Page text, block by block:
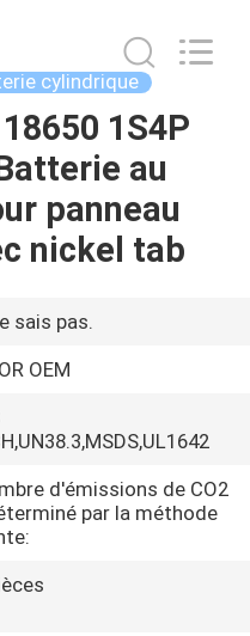
cylindrique
1S4P
au
panneau
nickel tab
sais pas.
OEM
d'émissions de CO2
par la méthode